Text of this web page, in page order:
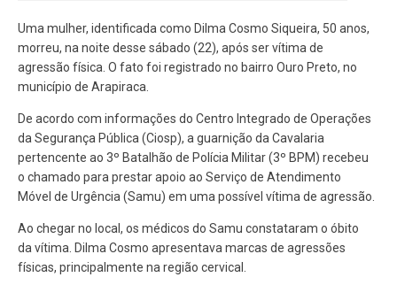
Uma mulher, identificada como Dilma Cosmo Siqueira, 50 anos,
morreu, na noite desse sábado (22), após ser vítima de
agressão física. O fato foi registrado no bairro Ouro Preto, no
município de Arapiraca.
De acordo com informações do Centro Integrado de Operações
da Segurança Pública (Ciosp), a guarnição da Cavalaria
pertencente ao 3º Batalhão de Polícia Militar (3º BPM) recebeu
o chamado para prestar apoio ao Serviço de Atendimento
Móvel de Urgência (Samu) em uma possível vítima de agressão.
Ao chegar no local, os médicos do Samu constataram o óbito
da vítima. Dilma Cosmo apresentava marcas de agressões
físicas, principalmente na região cervical.